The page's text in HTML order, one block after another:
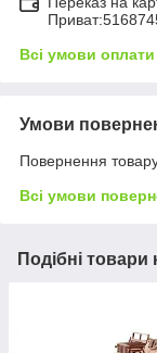
Всі умови оплати
Умови
Повернення
Всі умови
Подібні товари